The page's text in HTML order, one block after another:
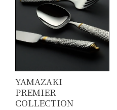
YAMAZAKI
PREMIER
COLLECTION